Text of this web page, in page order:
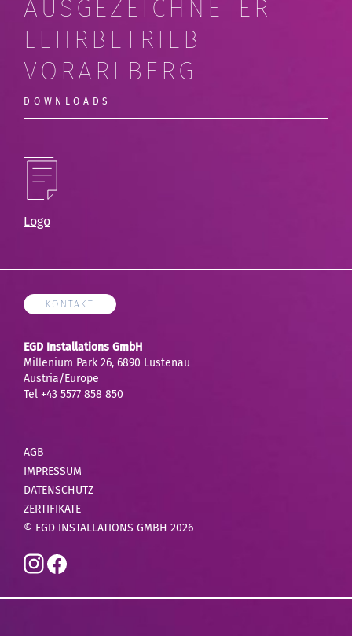
AUSGEZEICHNETER
LEHRBETRIEB
VORARLBERG
DOWNLOADS
Logo
KONTAKT
EGD Installations GmbH
Millenium Park 26, 6890 Lustenau
Austria/Europe
Tel +43 5577 858 850
AGB
IMPRESSUM
DATENSCHUTZ
ZERTIFIKATE
© EGD INSTALLATIONS GMBH 2026